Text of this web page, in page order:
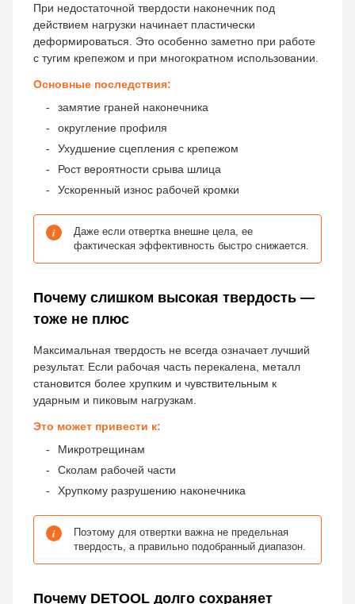
При недостаточной твердости наконечник под
действием нагрузки начинает пластически
деформироваться. Это особенно заметно при работе
с тугим крепежом и при многократном использовании.
Основные последствия:
замятие граней наконечника
округление профиля
Ухудшение сцепления с крепежом
Рост вероятности срыва шлица
Ускоренный износ рабочей кромки
i
Даже если отвертка внешне цела, ее
фактическая эффективность быстро снижается.
Почему слишком высокая твердость —
тоже не плюс
Максимальная твердость не всегда означает лучший
результат. Если рабочая часть перекалена, металл
становится более хрупким и чувствительным к
ударным и пиковым нагрузкам.
Это может привести к:
Микротрещинам
Сколам рабочей части
Хрупкому разрушению наконечника
i
Поэтому для отвертки важна не предельная
твердость, а правильно подобранный диапазон.
Почему DETOOL долго сохраняет